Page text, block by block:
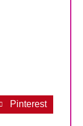
Pinterest